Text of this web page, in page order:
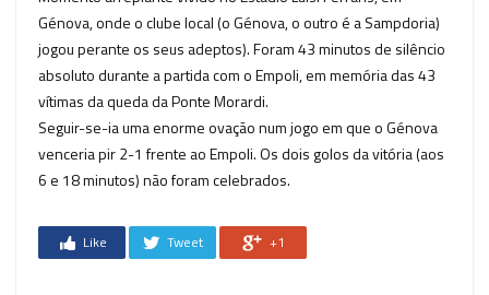
Génova, onde o clube local (o Génova, o outro é a Sampdoria)
jogou perante os seus adeptos). Foram 43 minutos de silêncio
absoluto durante a partida com o Empoli, em memória das 43
vítimas da queda da Ponte Morardi.
Seguir-se-ia uma enorme ovação num jogo em que o Génova
venceria pir 2-1 frente ao Empoli. Os dois golos da vitória (aos
6 e 18 minutos) não foram celebrados.
Like Tweet +1